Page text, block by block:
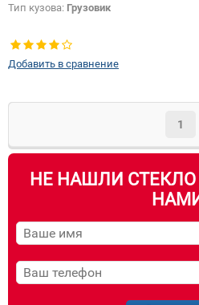
Тип кузова: Грузовик
Добавить в сравнение
1
НЕ НАШЛИ СТЕКЛО